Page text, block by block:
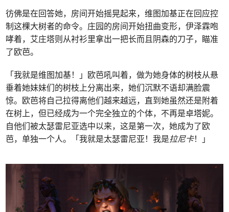
彷佛是在回答她，房间开始摇晃起来，维图加基正在回应控
制这棵大树者的命令。庄园的房间开始扭曲变形，伊泽霖咆
哮着，艾庄塔则从衬衫里拿出一把长而且阴森的刀子，瞄准
了欧芭。
「我就是维图加基！」欧芭吼叫着，做为她身体的树枝从悬
垂着她妹妹们的树枝上分离出来，她们沉默不语却满脸震
惊。欧芭将自己拉得离他们越来越远，直到她虽然还是附着
在树上，但已经成为一个完全独立的个体，不再是卓塔妮。
自他们被太瑟雷尼亚选中以来，这是第一次，她成为了欧
芭，单独一个人。「我就是太瑟雷尼亚！我是拉尼卡！」